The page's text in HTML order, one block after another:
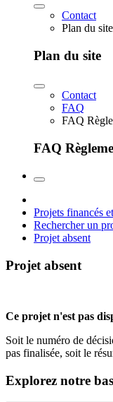
Contact
Plan du site
Plan du site
Contact
FAQ
FAQ
FAQ
Projets financés
Rechercher un
Projet absent
Projet absent
Ce projet n'est pas
Soit le numéro de
pas finalisée, soit le
Explorez notre